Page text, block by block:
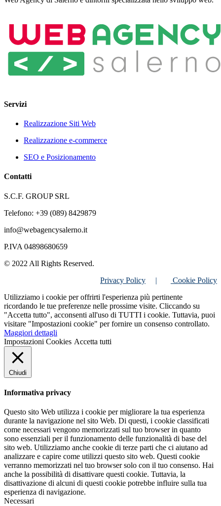
Servizi
Realizzazione Siti Web
Realizzazione e-commerce
SEO e Posizionamento
Contatti
S.C.F. GROUP SRL
Telefono: +39 (089) 8429879
info@webagencysalerno.it
P.IVA 04898680659
© 2022 All Rights Reserved.
Privacy Policy |
Cookie Policy
Utilizziamo i cookie per offrirti l'esperienza più pertinente
ricordando le tue preferenze nelle prossime visite. Cliccando su
"Accetta tutto", acconsenti all'uso di TUTTI i cookie. Tuttavia, puoi
visitare "Impostazioni cookie" per fornire un consenso controllato.
Maggiori dettagli
Impostazioni Cookies Accetta tutti
Chiudi
Informativa privacy
Questo sito Web utilizza i cookie per migliorare la tua esperienza
durante la navigazione nel sito Web. Di questi, i cookie classificati
come necessari vengono memorizzati sul tuo browser in quanto
sono essenziali per il funzionamento delle funzionalità di base del
sito web. Utilizziamo anche cookie di terze parti che ci aiutano ad
analizzare e capire come utilizzi questo sito web. Questi cookie
verranno memorizzati nel tuo browser solo con il tuo consenso. Hai
anche la possibilità di disattivare questi cookie. Tuttavia, la
disattivazione di alcuni di questi cookie potrebbe influire sulla tua
esperienza di navigazione.
Necessari